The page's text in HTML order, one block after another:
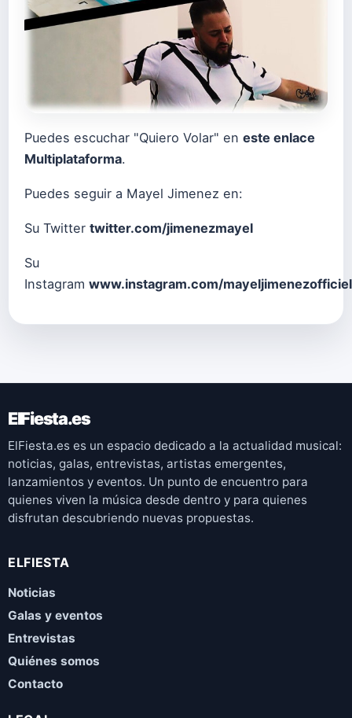
Puedes escuchar "Quiero Volar" en este enlace
Multiplataforma.
Puedes seguir a Mayel Jimenez en:
Su Twitter twitter.com/jimenezmayel
Su
Instagram www.instagram.com/mayeljimenezofficiel
ElFiesta.es
ElFiesta.es es un espacio dedicado a la actualidad musical:
noticias, galas, entrevistas, artistas emergentes,
lanzamientos y eventos. Un punto de encuentro para
quienes viven la música desde dentro y para quienes
disfrutan descubriendo nuevas propuestas.
ELFIESTA
Noticias
Galas y eventos
Entrevistas
Quiénes somos
Contacto